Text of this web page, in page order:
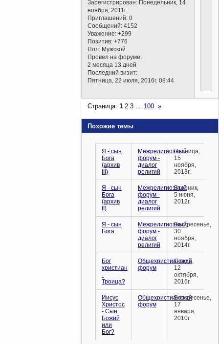
Зарегистрирован: Понедельник, 14
ноября, 2011г.
Приглашений: 0
Сообщений: 4152
Уважение: +299
Позитив: +776
Пол: Мужской
Провел на форуме:
2 месяца 13 дней
Последний визит:
Пятница, 22 июля, 2016г. 08:44
Страница:1 2 3 100 »
Похожие темы
Я - сын
Бога
(архив
III)
Межрелигиозный
форум -
диалог
религий
Пятница,
15
ноября,
2013г.
Я - сын
Бога
(архив
II)
Межрелигиозный
форум -
диалог
религий
Вторник,
5 июня,
2012г.
Я - сын
Бога
Межрелигиозный
форум -
диалог
религий
Воскресенье,
30
ноября,
2014г.
Бог
христиан
-
Троица?
Общехристианский
форум
Среда,
12
октября,
2016г.
Иисус
Христос
- Сын
Божий
или
Бог?
Общехристианский
форум
Воскресенье,
17
января,
2010г.